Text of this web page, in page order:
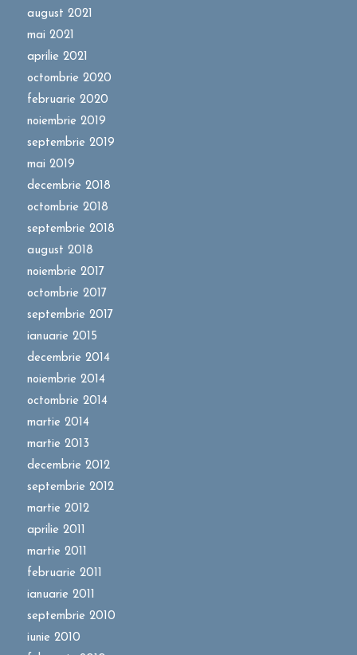
august 2021
mai 2021
aprilie 2021
octombrie 2020
februarie 2020
noiembrie 2019
septembrie 2019
mai 2019
decembrie 2018
octombrie 2018
septembrie 2018
august 2018
noiembrie 2017
octombrie 2017
septembrie 2017
ianuarie 2015
decembrie 2014
noiembrie 2014
octombrie 2014
martie 2014
martie 2013
decembrie 2012
septembrie 2012
martie 2012
aprilie 2011
martie 2011
februarie 2011
ianuarie 2011
septembrie 2010
iunie 2010